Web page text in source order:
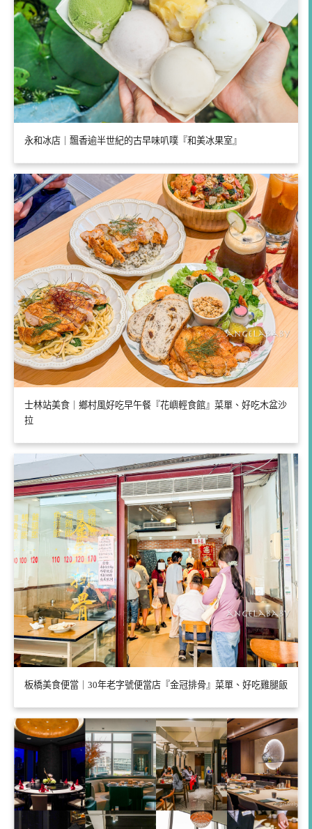
永和冰店｜飄香逾半世紀的古早味叭噗『和美冰果室』
士林站美食｜鄉村風好吃早午餐『花嶼輕食館』菜單、好吃木盆沙
拉
板橋美食便當｜30年老字號便當店『金冠排骨』菜單、好吃雞腿飯